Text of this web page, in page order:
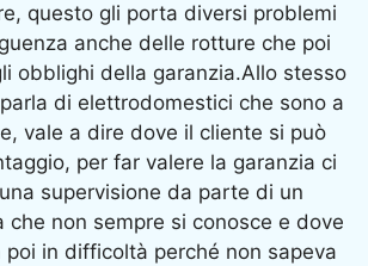
questo gli porta diversi problemi
anche delle rotture che poi
obblighi della garanzia.Allo stesso
di elettrodomestici che sono a
vale a dire dove il cliente si può
per far valere la garanzia ci
supervisione da parte di un
che non sempre si conosce e dove
in difficoltà perché non sapeva